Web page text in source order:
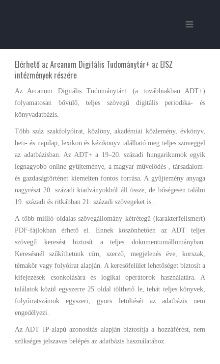
Elérhető az Arcanum Digitális Tudománytár+ az EISZ
intézmények részére
Az Arcanum Digitális Tudománytár+ (a továbbiakban ADT+)
folyamatosan bővülő, teljes szövegű digitális periodika- és
könyvadatbázis.
Több száz szakfolyóirat, közlöny, akadémiai közlemény, évkönyv,
heti- és napilap, lexikon és kézikönyv található meg teljes szöveggel
az adatbázisban. Az ADT+ a 19–20. századi hungarikumok egyik
legnagyobb online gyűjteménye, a magyar művelődés-, társadalom-
és gazdaságtörténet kiemelten fontos forrása. A gyűjtemény anyaga
nagyrészt 20. századi kiadványokból áll össze, de bőségesen találni
19. századi és ritkábban 21. századi szövegeket is.
A több millió oldalas szövegállomány kétrétegű (karakterfelismert)
PDF-fájlokban érhető el. Ennek köszönhetően az ADT teljes
szövegű keresést biztosít a teljes dokumentumállományban.
Keresésnél szűkíthetünk cím, szerző, megjelenés éve, korszak,
témakör vagy folyóirat alapján. A keresőfelület lehetőséget biztosít a
kifejezések csonkolására és logikai operátorok használatára. A
találatok közül egyszerre 25 oldal tölthető le, tehát teljes könyvek,
folyóiratszámok egyszeri, gyors letöltését az adatbázis nem
engedélyezi.
Az ADT IP-alapú azonosítás alapján biztosítja a hozzáférést, nem
szükséges jelszavas belépés az adatbázis használatához.